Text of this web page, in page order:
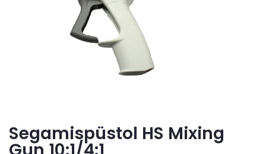
Segamispüstol HS Mixing